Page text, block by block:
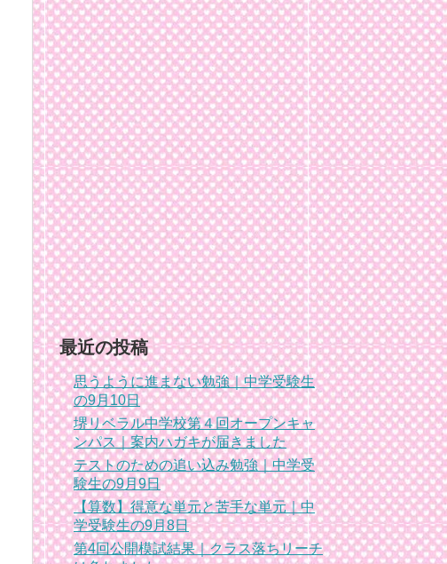
最近の投稿
思うように進まない勉強｜中学受験生
の9月10日
堺リベラル中学校第４回オープンキャ
ンパス｜案内ハガキが届きました
テストのための追い込み勉強｜中学受
験生の9月9日
【算数】得意な単元と苦手な単元｜中
学受験生の9月8日
第4回公開模試結果｜クラス落ちリーチ